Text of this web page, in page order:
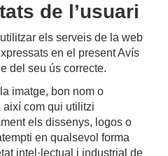
de l’usuari
els serveis de la web
en el present Avís
del seu ús correcte.
imatge, bon nom o
així com qui utilitzi
els dissenys, logos o
en qualsevol forma
intel·lectual i industrial de